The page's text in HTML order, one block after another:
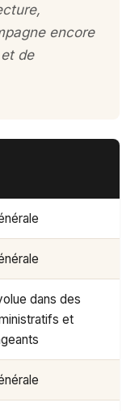
encore
de
dans des
et